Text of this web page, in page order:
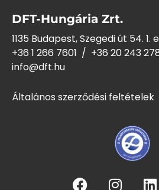
DFT-Hungária Zrt.
1135 Budapest, Szegedi út 54. 1.
+36 1 266 7601 / +36 20 243
info@dft.hu
Általános szerződési feltételek